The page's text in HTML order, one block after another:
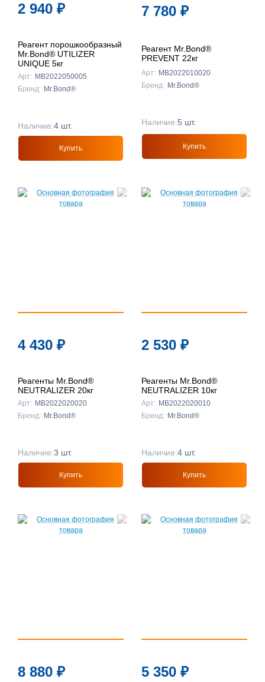
↓
2 940 ₽
Реагент порошкообразный
Mr.Bond® UTILIZER
UNIQUE 5кг
Арт: MB2022050005
Бренд: Mr.Bond®
Наличие:4 шт.
Купить
7 780 ₽
Реагент Mr.Bond®
PREVENT 22кг
Арт: MB2022010020
Бренд: Mr.Bond®
Наличие:5 шт.
Купить
4 430 ₽
Реагенты Mr.Bond®
NEUTRALIZER 20кг
Арт: MB2022020020
Бренд: Mr.Bond®
Наличие:3 шт.
Купить
2 530 ₽
Реагенты Mr.Bond®
NEUTRALIZER 10кг
Арт: MB2022020010
Бренд: Mr.Bond®
Наличие:4 шт.
Купить
8 880 ₽ 5 350 ₽